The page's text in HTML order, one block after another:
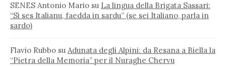
SENES Antonio Mario su La lingua della Brigata Sassari:
“Si ses Italianu, faedda in sardu” (se sei Italiano, parla in
sardo)
Flavio Rubbo su Adunata degli Alpini: da Resana a Biella la
“Pietra della Memoria” per il Nuraghe Chervu